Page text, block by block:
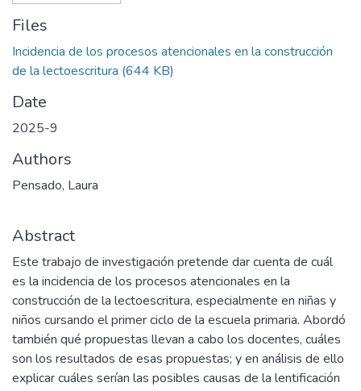
Files
Incidencia de los procesos atencionales en la construcción
de la lectoescritura (644 KB)
Date
2025-9
Authors
Pensado, Laura
Abstract
Este trabajo de investigación pretende dar cuenta de cuál
es la incidencia de los procesos atencionales en la
construcción de la lectoescritura, especialmente en niñas y
niños cursando el primer ciclo de la escuela primaria. Abordó
también qué propuestas llevan a cabo los docentes, cuáles
son los resultados de esas propuestas; y en análisis de ello
explicar cuáles serían las posibles causas de la lentificación